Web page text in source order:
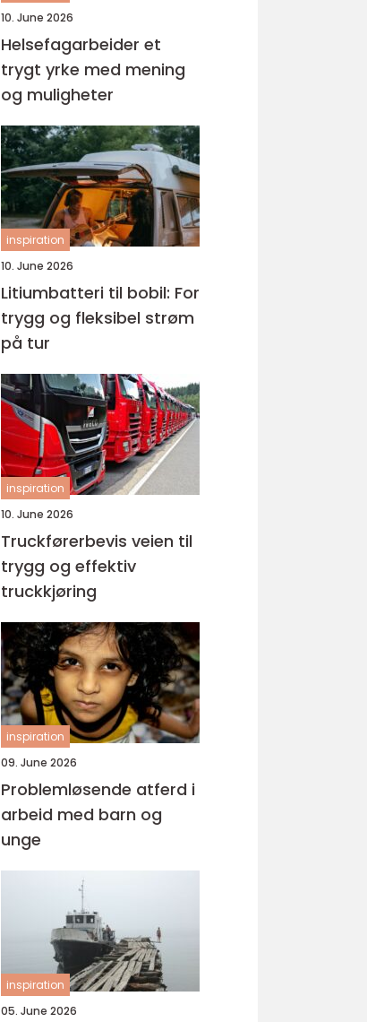
10. June 2026
Helsefagarbeider et
trygt yrke med mening
og muligheter
inspiration
10. June 2026
Litiumbatteri til bobil: For
trygg og fleksibel strøm
på tur
inspiration
10. June 2026
Truckførerbevis veien til
trygg og effektiv
truckkjøring
inspiration
09. June 2026
Problemløsende atferd i
arbeid med barn og
unge
inspiration
05. June 2026